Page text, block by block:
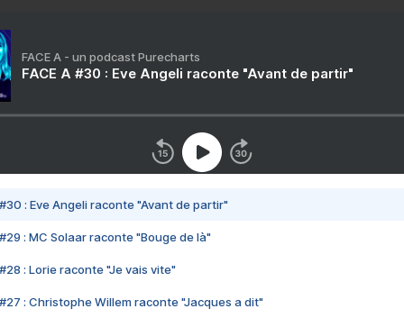
FACE A - un podcast Purecharts
FACE A #30 : Eve Angeli raconte "Avant de partir"
#30 : Eve Angeli raconte "Avant de partir"
#29 : MC Solaar raconte "Bouge de là"
#28 : Lorie raconte "Je vais vite"
#27 : Christophe Willem raconte "Jacques a dit"